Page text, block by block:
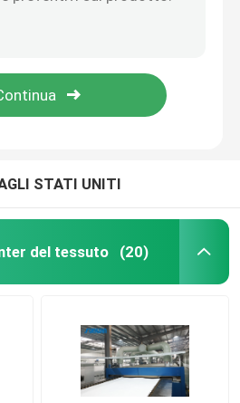
di calore del tessuto
dello stenditoio
di tessuti
STATI UNITI
del tessuto (20)